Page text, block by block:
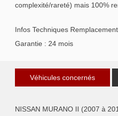
complexité/rareté) mais 100%
Infos Techniques
Garantie : 24 mois
Véhicules concernés
NISSAN MURANO II (2007 à